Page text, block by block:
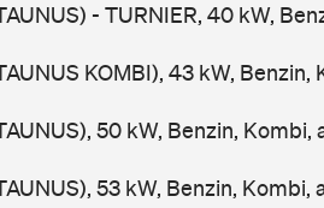
- TURNIER, 40 kW,
KOMBI), 43 kW, Benzin,
50 kW, Benzin, Kombi,
53 kW, Benzin, Kombi,